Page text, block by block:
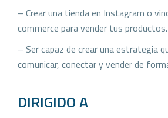
– Crear una tienda en Instagram o
commerce para vender tus productos.
– Ser capaz de crear una estrategia
comunicar, conectar y vender de
DIRIGIDO A